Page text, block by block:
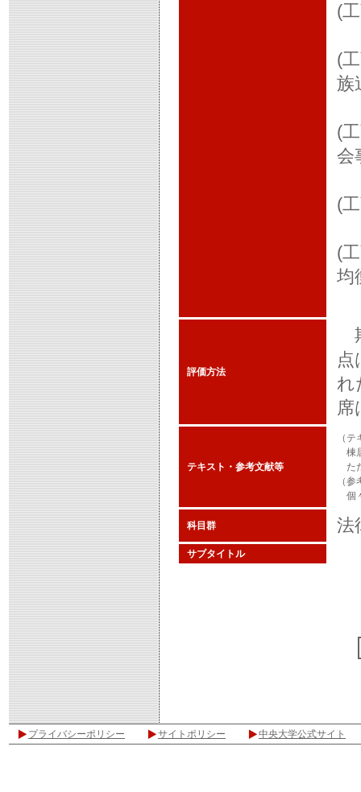
(
(
族
(
会
(
(
均
評価方法
点
れ
席
テキスト・参考文献等
（
棟
た
（
個
科目群 法
サブタイトル
プライバシーポリシー サイトポリシー 中央大学公式サイト